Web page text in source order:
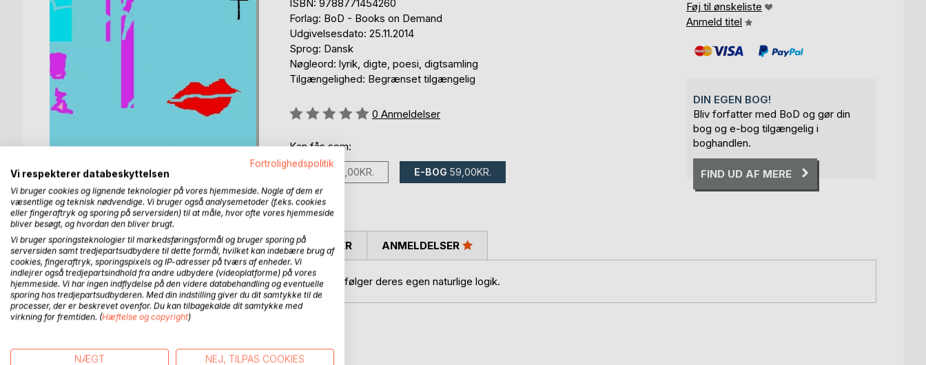
ISBN: 9788771454260
Forlag: BoD - Books on Demand
Udgivelsesdato: 25.11.2014
Sprog: Dansk
Nøgleord: lyrik, digte, poesi, digtsamling
Tilgængelighed: Begrænset tilgængelig
Anmeldelse::
0 Anmeldelser
Kan fås som:
BOG 100,00KR. E-BOG 59,00KR.
Føj til ønskeliste
Anmeld titel
DIN EGEN BOG!
Bliv forfatter med BoD og gør din
bog og e-bog tilgængelig i
boghandlen.
FIND UD AF MERE
BESKRIVELSE
Underfundige digte med overraskende associationer, der følger deres egen naturlige logik.
FORFATTER PRESSEN SKRIVER ANMELDELSER
FLERE TITLER HOSBoD
Fortrolighedspolitik
Vi respekterer databeskyttelsen
Vi bruger cookies og lignende teknologier på vores hjemmeside. Nogle af dem er
væsentlige og teknisk nødvendige. Vi bruger også analysemetoder (f.eks. cookies
eller fingeraftryk og sporing på serversiden) til at måle, hvor ofte vores hjemmeside
bliver besøgt, og hvordan den bliver brugt.
Vi bruger sporingsteknologier til markedsføringsformål og bruger sporing på
serversiden samt tredjepartsudbydere til dette formål, hvilket kan indebære brug af
cookies, fingeraftryk, sporingspixels og IP-adresser på tværs af enheder. Vi
indlejrer også tredjepartsindhold fra andre udbydere (videoplatforme) på vores
hjemmeside. Vi har ingen indflydelse på den videre databehandling og eventuelle
sporing hos tredjepartsudbyderen. Med din indstilling giver du dit samtykke til de
processer, der er beskrevet ovenfor. Du kan tilbagekalde dit samtykke med
virkning for fremtiden. (Hæftelse og copyright)
NÆGT NEJ, TILPAS COOKIES